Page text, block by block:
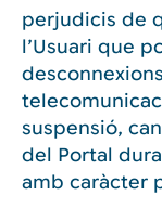
perjudicis de
l’Usuari que
suspensió,
del Portal
amb caràcter